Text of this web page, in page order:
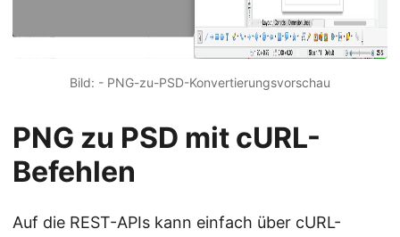
Bild: - PNG-zu-PSD-Konvertierungsvorschau
PNG zu PSD mit cURL-
Befehlen
Auf die REST-APIs kann einfach über cURL-